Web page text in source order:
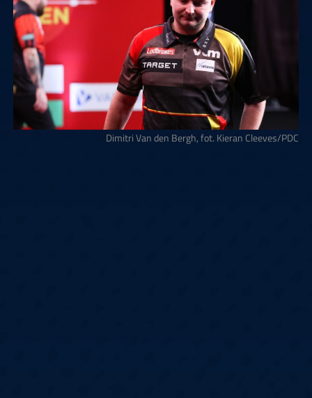
Dimitri Van den Bergh, fot. Kieran Cleeves/PDC